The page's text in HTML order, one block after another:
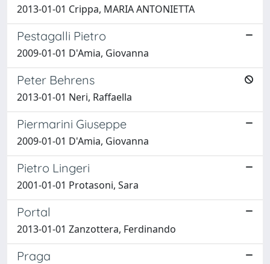
2013-01-01 Crippa, MARIA ANTONIETTA
Pestagalli Pietro
2009-01-01 D'Amia, Giovanna
Peter Behrens
2013-01-01 Neri, Raffaella
Piermarini Giuseppe
2009-01-01 D'Amia, Giovanna
Pietro Lingeri
2001-01-01 Protasoni, Sara
Portal
2013-01-01 Zanzottera, Ferdinando
Praga